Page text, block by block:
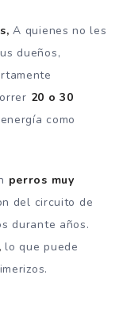
A quienes no les
dueños,
20 o 30
como
perros muy
del circuito de
durante años.
lo que puede